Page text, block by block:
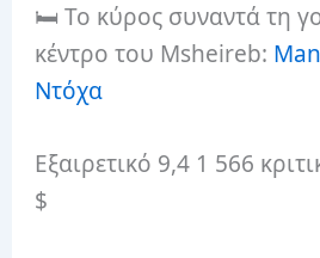
🛏️ Το κύρος συναντά τη
κέντρο του Msheireb:
Ντόχα
Εξαιρετικό 9,4 1 566
$